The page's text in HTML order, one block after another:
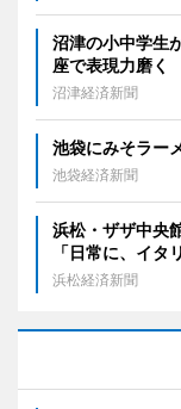
沼津の小中学生
座で表現力磨く
沼津経済新聞
池袋にみそラー
池袋経済新聞
浜松・ザザ中央
「日常に、イタ
浜松経済新聞